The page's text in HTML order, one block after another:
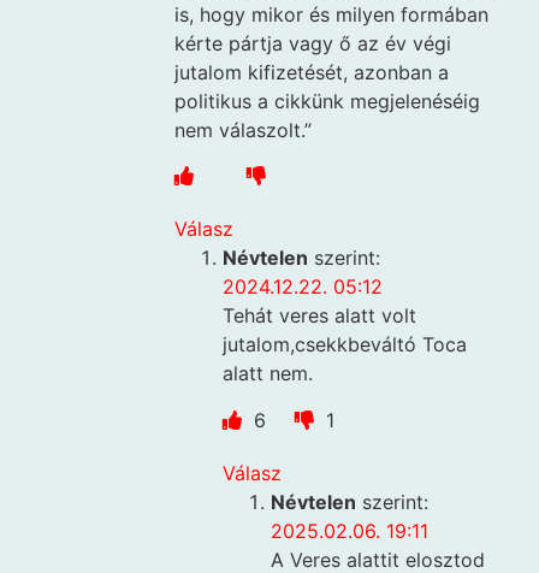
is, hogy mikor és milyen formában
kérte pártja vagy ő az év végi
jutalom kifizetését, azonban a
politikus a cikkünk megjelenéséig
nem válaszolt.”
Válasz
Névtelen szerint:
2024.12.22. 05:12
Tehát veres alatt volt
jutalom,csekkbeváltó Toca
alatt nem.
6
1
Válasz
Névtelen szerint:
2025.02.06. 19:11
A Veres alattit elosztod